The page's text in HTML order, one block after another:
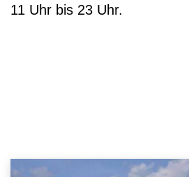
11 Uhr bis 23 Uhr.